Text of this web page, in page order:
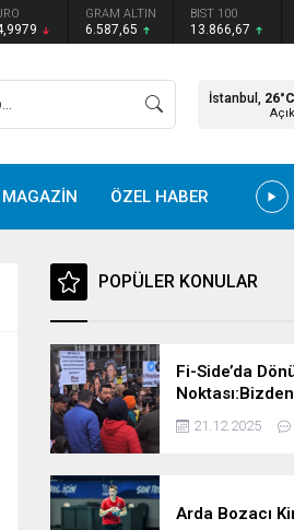
GRAM ALTIN
6.587,65
BIST 100
13.866,67
İstanbul, 26°C
Açık
MAGAZİN ÖZEL HABER
POPÜLER KONULAR
Fi-Side’da
Çare Yok, Kendi
Göbeğimizi
21.12.2025
Arda Bozacı